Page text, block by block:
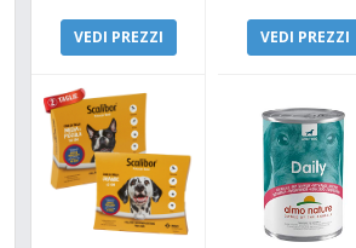
VEDI PREZZI VEDI PREZZI